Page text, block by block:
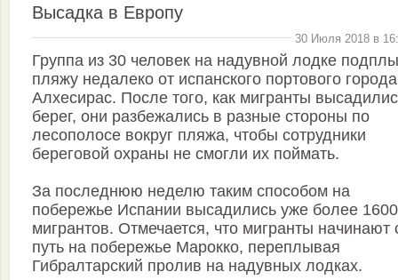
Высадка в Европу
30 Июля 2018 в
Группа из 30 человек на надувной лодке
пляжу недалеко от испанского портового города
Алхесирас. После того, как мигранты
берег, они разбежались в разные стороны по
лесополосе вокруг пляжа, чтобы сотрудники
береговой охраны не смогли их поймать.
За последнюю неделю таким способом на
побережье Испании высадились уже более 1600
мигрантов. Отмечается, что мигранты начинают
путь на побережье Марокко, переплывая
Гибралтарский пролив на надувных лодках.